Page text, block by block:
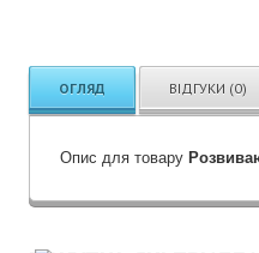
ОГЛЯД ВІДГУКИ (0)
Опис для товару